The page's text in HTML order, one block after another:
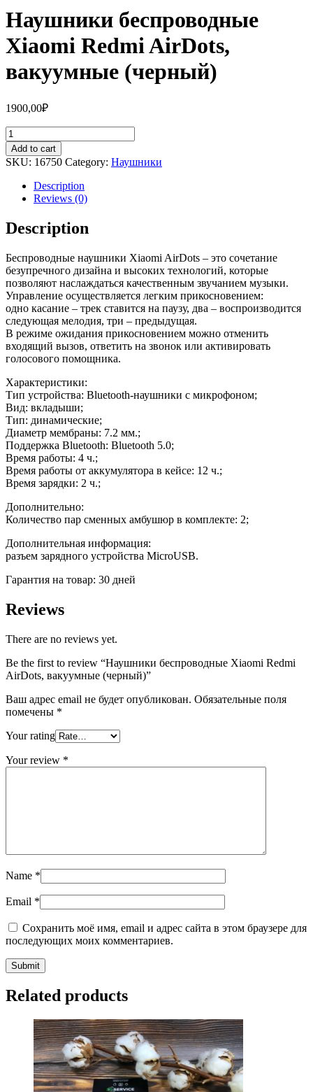
Наушники беспроводные
Xiaomi Redmi AirDots,
вакуумные (черный)
1900,00₽
Наушники
беспроводные
Xiaomi
Redmi
AirDots,
вакуумные
(черный)
quantity
Add to cart
SKU: 16750 Category: Наушники
Description
Reviews (0)
Description
Беспроводные наушники Xiaomi AirDots – это сочетание
безупречного дизайна и высоких технологий, которые
позволяют наслаждаться качественным звучанием музыки.
Управление осуществляется легким прикосновением:
одно касание – трек ставится на паузу, два – воспроизводится
следующая мелодия, три – предыдущая.
В режиме ожидания прикосновением можно отменить
входящий вызов, ответить на звонок или активировать
голосового помощника.
Характеристики:
Тип устройства: Bluetooth-наушники с микрофоном;
Вид: вкладыши;
Тип: динамические;
Диаметр мембраны: 7.2 мм.;
Поддержка Bluetooth: Bluetooth 5.0;
Время работы: 4 ч.;
Время работы от аккумулятора в кейсе: 12 ч.;
Время зарядки: 2 ч.;
Дополнительно:
Количество пар сменных амбушюр в комплекте: 2;
Дополнительная информация:
разъем зарядного устройства MicroUSB.
Гарантия на товар: 30 дней
Reviews
There are no reviews yet.
Be the first to review “Наушники беспроводные Xiaomi Redmi
AirDots, вакуумные (черный)”
Ваш адрес email не будет опубликован. Обязательные поля
помечены *
Your rating
Your review *
Name *
Email *
Сохранить моё имя, email и адрес сайта в этом браузере для
последующих моих комментариев.
Related products